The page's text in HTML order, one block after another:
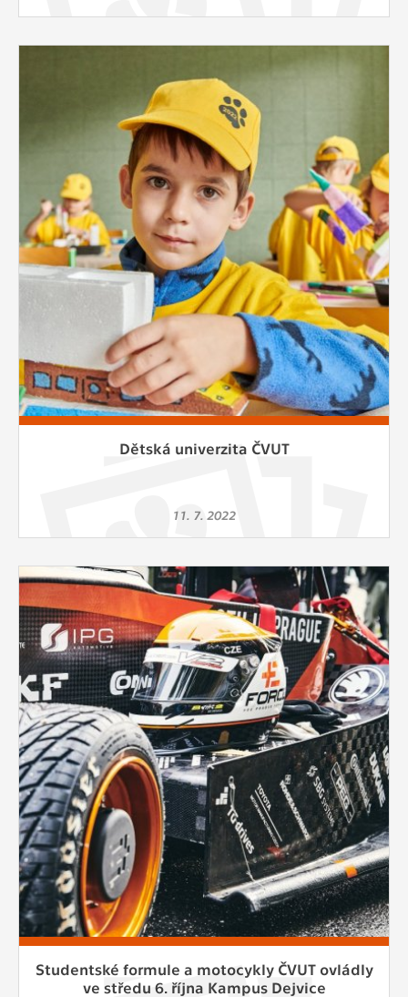
Dětská univerzita ČVUT
11. 7. 2022
Studentské formule a motocykly ČVUT ovládly
ve středu 6. října Kampus Dejvice